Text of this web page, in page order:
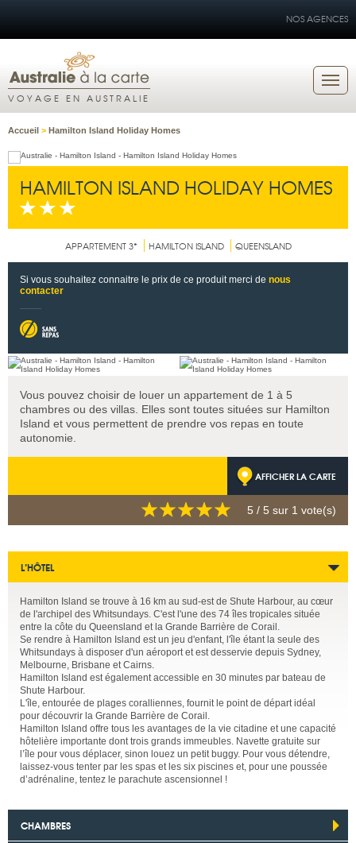
NOS AGENCES
VOYAGE EN AUSTRALIE
Accueil > Hamilton Island Holiday Homes
HAMILTON ISLAND HOLIDAY HOMES
APPARTEMENT 3* HAMILTON ISLAND QUEENSLAND
Si vous souhaitez connaitre le prix de ce produit merci de nous
contacter
Vous pouvez choisir de louer un appartement de 1 à 5
chambres ou des villas. Elles sont toutes situées sur Hamilton
Island et vous permettent de prendre vos repas en toute
autonomie.
AFFICHER LA CARTE
5 / 5 sur 1 vote(s)
L’HÔTEL
Hamilton Island se trouve à 16 km au sud-est de Shute Harbour, au cœur
de l'archipel des Whitsundays. C'est l'une des 74 îles tropicales située
entre la côte du Queensland et la Grande Barrière de Corail.
Se rendre à Hamilton Island est un jeu d'enfant, l'île étant la seule des
Whitsundays à disposer d'un aéroport et est desservie depuis Sydney,
Melbourne, Brisbane et Cairns.
Hamilton Island est également accessible en 30 minutes par bateau de
Shute Harbour.
L'île, entourée de plages coralliennes, fournit le point de départ idéal
pour découvrir la Grande Barrière de Corail.
Hamilton Island offre tous les avantages de la vie citadine et une capacité
hôtelière importante dont trois grands immeubles. Navette gratuite sur
l’île pour vous déplacer, sinon louez un petit buggy. Pour vous détendre,
laissez-vous tenter par les spas et les six piscines et, pour une poussée
d’adrénaline, tentez le parachute ascensionnel !
CHAMBRES